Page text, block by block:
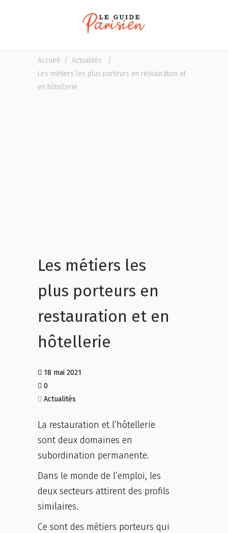
Accueil / Actualités
/
Les métiers les plus porteurs en restauration et
en hôtellerie
Les métiers les
plus porteurs en
restauration et en
hôtellerie
18 mai 2021
0
Actualités
La restauration et l’hôtellerie
sont deux domaines en
subordination permanente.
Dans le monde de l’emploi, les
deux secteurs attirent des profils
similaires.
Ce sont des métiers porteurs qui